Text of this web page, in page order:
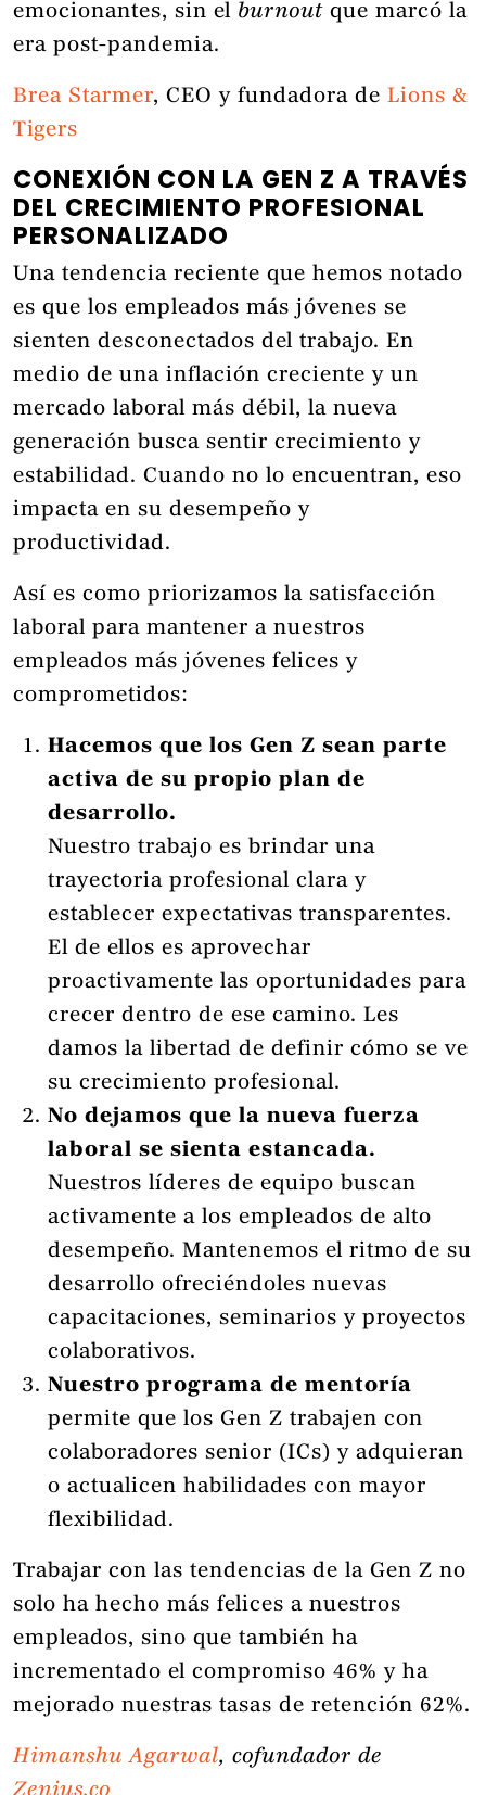
emocionantes, sin el burnout que marcó la
era post-pandemia.
Brea Starmer, CEO y fundadora de Lions &
Tigers
CONEXIÓN CON LA GEN Z A TRAVÉS
DEL CRECIMIENTO PROFESIONAL
PERSONALIZADO
Una tendencia reciente que hemos notado
es que los empleados más jóvenes se
sienten desconectados del trabajo. En
medio de una inflación creciente y un
mercado laboral más débil, la nueva
generación busca sentir crecimiento y
estabilidad. Cuando no lo encuentran, eso
impacta en su desempeño y
productividad.
Así es como priorizamos la satisfacción
laboral para mantener a nuestros
empleados más jóvenes felices y
comprometidos:
Hacemos que los Gen Z sean parte
activa de su propio plan de
desarrollo.
Nuestro trabajo es brindar una
trayectoria profesional clara y
establecer expectativas transparentes.
El de ellos es aprovechar
proactivamente las oportunidades para
crecer dentro de ese camino. Les
damos la libertad de definir cómo se ve
su crecimiento profesional.
No dejamos que la nueva fuerza
laboral se sienta estancada.
Nuestros líderes de equipo buscan
activamente a los empleados de alto
desempeño. Mantenemos el ritmo de su
desarrollo ofreciéndoles nuevas
capacitaciones, seminarios y proyectos
colaborativos.
Nuestro programa de mentoría
permite que los Gen Z trabajen con
colaboradores senior (ICs) y adquieran
o actualicen habilidades con mayor
flexibilidad.
Trabajar con las tendencias de la Gen Z no
solo ha hecho más felices a nuestros
empleados, sino que también ha
incrementado el compromiso 46% y ha
mejorado nuestras tasas de retención 62%.
Himanshu Agarwal, cofundador de